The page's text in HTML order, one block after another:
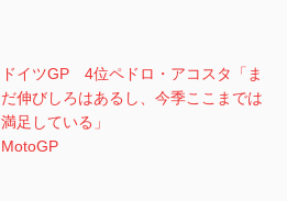
ドイツGP 4位ペドロ・アコスタ「ま
だ伸びしろはあるし、今季ここまでは
満足している」
MotoGP